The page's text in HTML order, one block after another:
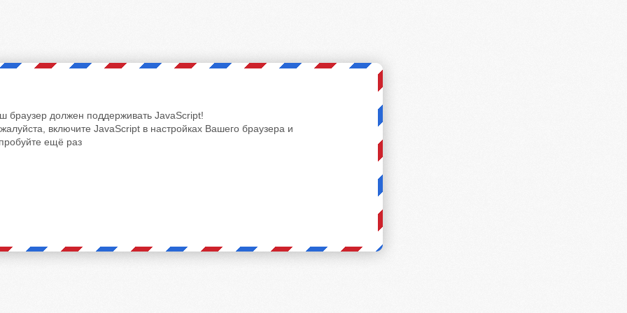
браузер должен поддерживать JavaScript!
включите JavaScript в настройках Вашего браузера и
ещё раз